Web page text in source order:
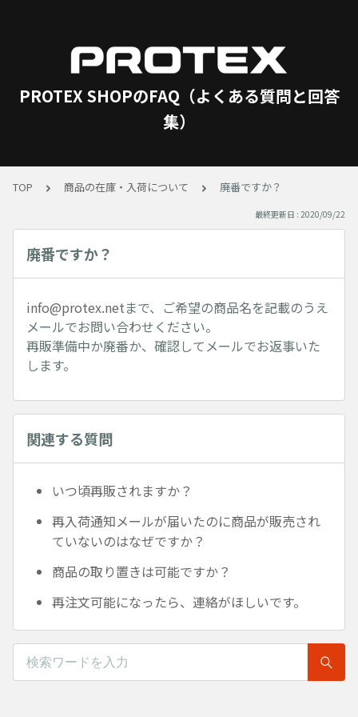
PROTEX SHOPのFAQ（よくある質問と回答
集）
TOP 商品の在庫・入荷について 廃番ですか？
最終更新日 : 2020/09/22
廃番ですか？
info@protex.netまで、ご希望の商品名を記載のうえ
メールでお問い合わせください。
再販準備中か廃番か、確認してメールでお返事いた
します。
関連する質問
いつ頃再販されますか？
再入荷通知メールが届いたのに商品が販売され
ていないのはなぜですか？
商品の取り置きは可能ですか？
再注文可能になったら、連絡がほしいです。